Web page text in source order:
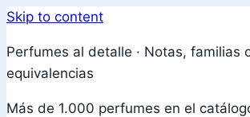
Skip to content
Perfumes al detalle · Notas, familias
equivalencias
Más de 1.000 perfumes en el